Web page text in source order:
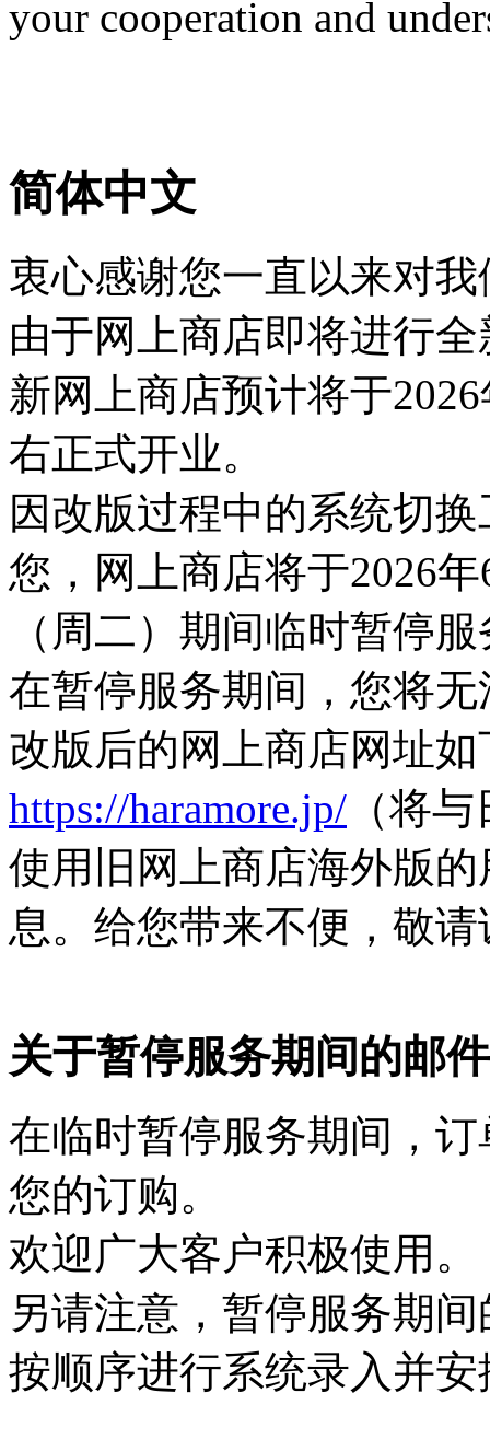
your cooperation and
简体中文
衷心感谢您一直以来对
由于网上商店即将进行
新网上商店预计将于
右正式开业。
因改版过程中的系统切
您，网上商店将于2026
（周二）期间临时暂停
在暂停服务期间，您将
改版后的网上商店网址如
https://haramore.jp/ （将
使用旧网上商店海外版
息。给您带来不便，敬请
关于暂停服务期间的邮
在临时暂停服务期间，
您的订购。
欢迎广大客户积极使用。
另请注意，暂停服务期
按顺序进行系统录入并